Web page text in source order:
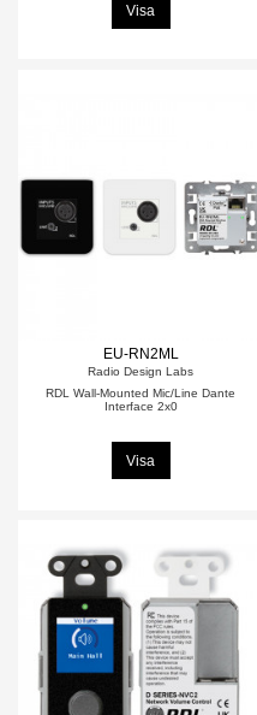
Visa
EU-RN2ML
Radio Design Labs
RDL Wall-Mounted Mic/Line Dante
Interface 2x0
Visa